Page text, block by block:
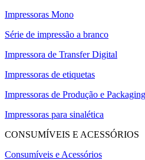
Impressoras Mono
Série de impressão a branco
Impressora de Transfer Digital
Impressoras de etiquetas
Impressoras de Produção e Packaging
Impressoras para sinalética
CONSUMÍVEIS E ACESSÓRIOS
Consumíveis e Acessórios